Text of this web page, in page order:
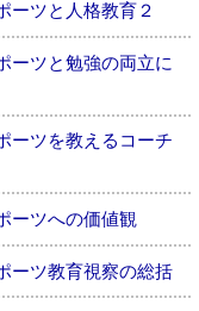
ーツと人格教育２
ーツと勉強の両立に
ーツを教えるコーチ
ーツへの価値観
ーツ教育視察の総括